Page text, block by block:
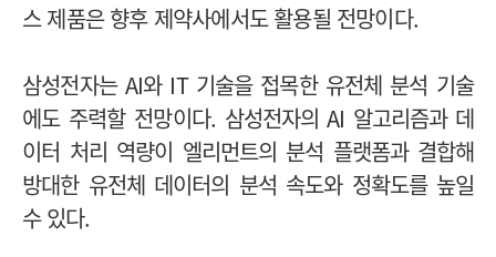
스 제품은 향후 제약사에서도 활용될 전망이다.
삼성전자는 AI와 IT 기술을 접목한 유전체 분석 기술
에도 주력할 전망이다. 삼성전자의 AI 알고리즘과 데
이터 처리 역량이 엘리먼트의 분석 플랫폼과 결합해
방대한 유전체 데이터의 분석 속도와 정확도를 높일
수 있다.